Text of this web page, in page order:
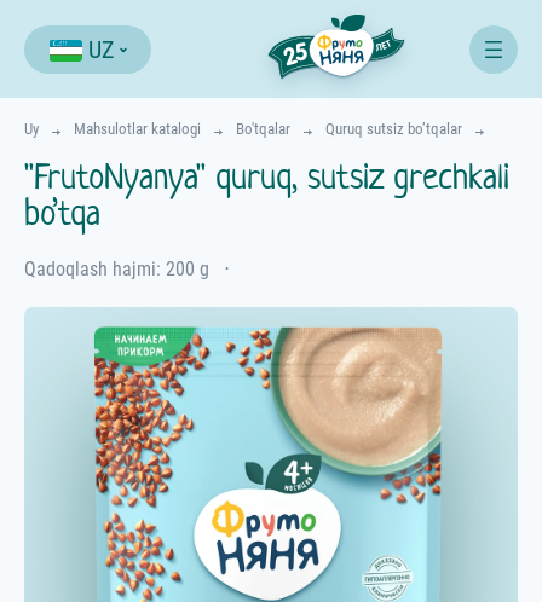
UZ
Uy Mahsulotlar katalogi Bo'tqalar Quruq sutsiz bo’tqalar
"FrutoNyanya" quruq, sutsiz grechkali
bo’tqa
Qadoqlash hajmi: 200 g ⋅